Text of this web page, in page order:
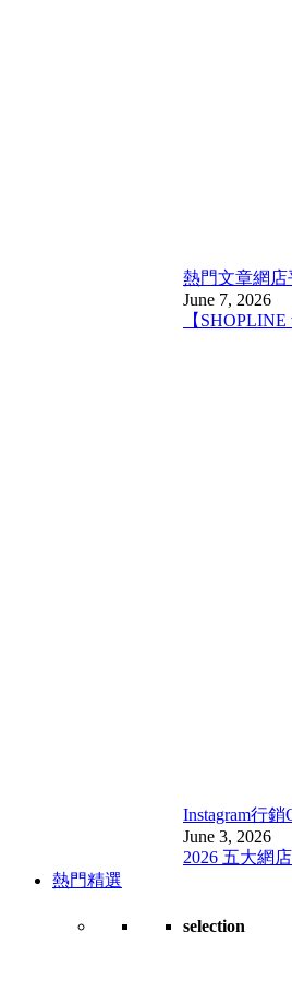
熱門文章網店
June 7, 2026
【
Instagram行銷
June 3, 2026
2026 五大網
熱門精選
selection